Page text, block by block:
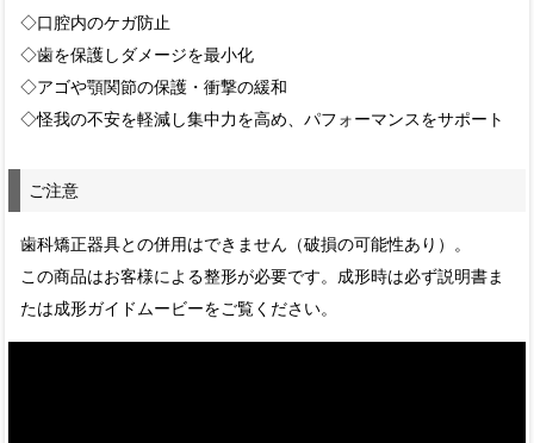
◇口腔内のケガ防止
◇歯を保護しダメージを最小化
◇アゴや顎関節の保護・衝撃の緩和
◇怪我の不安を軽減し集中力を高め、パフォーマンスをサポート
ご注意
歯科矯正器具との併用はできません（破損の可能性あり）。
この商品はお客様による整形が必要です。成形時は必ず説明書ま
たは成形ガイドムービーをご覧ください。